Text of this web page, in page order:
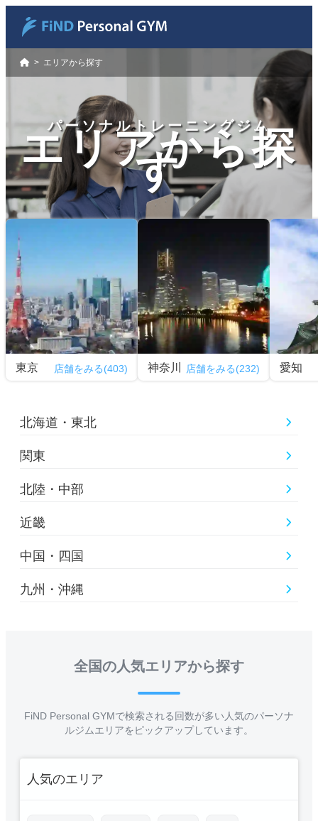
> エリアから探す
パーソナルトレーニングジム
エリアから探
す
東京 店舗をみる(403) 神奈川 店舗をみる(232) 愛知
北海道・東北
関東
北陸・中部
近畿
中国・四国
九州・沖縄
全国の人気エリアから探す
FiND Personal GYMで検索される回数が多い人気のパーソナ
ルジムエリアをピックアップしています。
人気のエリア